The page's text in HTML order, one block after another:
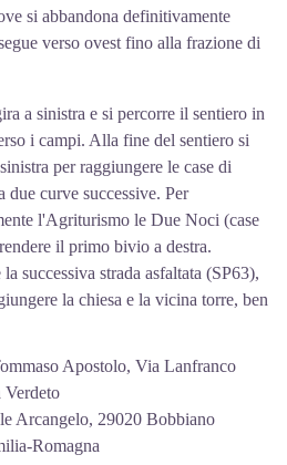
si abbandona definitivamente
verso ovest fino alla frazione di
a sinistra e si percorre il sentiero in
i campi. Alla fine del sentiero si
per raggiungere le case di
due curve successive. Per
l'Agriturismo le Due Noci (case
il primo bivio a destra.
successiva strada asfaltata (SP63),
la chiesa e la vicina torre, ben
Apostolo, Via Lanfranco
Arcangelo, 29020 Bobbiano
Romagna